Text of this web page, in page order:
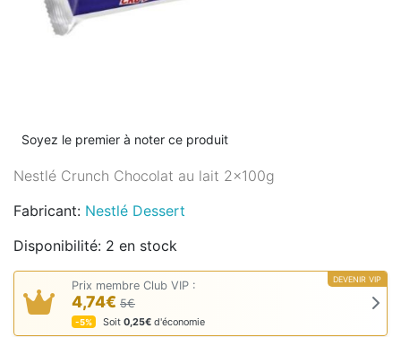
Soyez le premier à noter ce produit
Nestlé Crunch Chocolat au lait 2x100g
Fabricant: Nestlé Dessert
Disponibilité: 2 en stock
DEVENIR VIP
Prix membre Club VIP :
4,74€ 5€
-5% Soit 0,25€d'économie